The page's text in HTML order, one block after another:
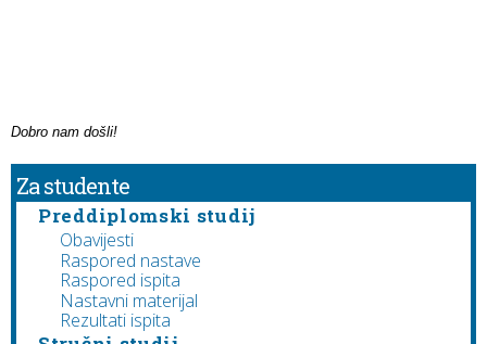
Dobro nam došli!
Za studente
Preddiplomski studij
Obavijesti
Raspored nastave
Raspored ispita
Nastavni materijal
Rezultati ispita